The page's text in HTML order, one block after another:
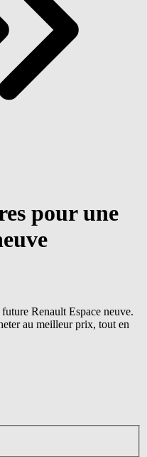
pour une
Renault Espace neuve.
au meilleur prix, tout en